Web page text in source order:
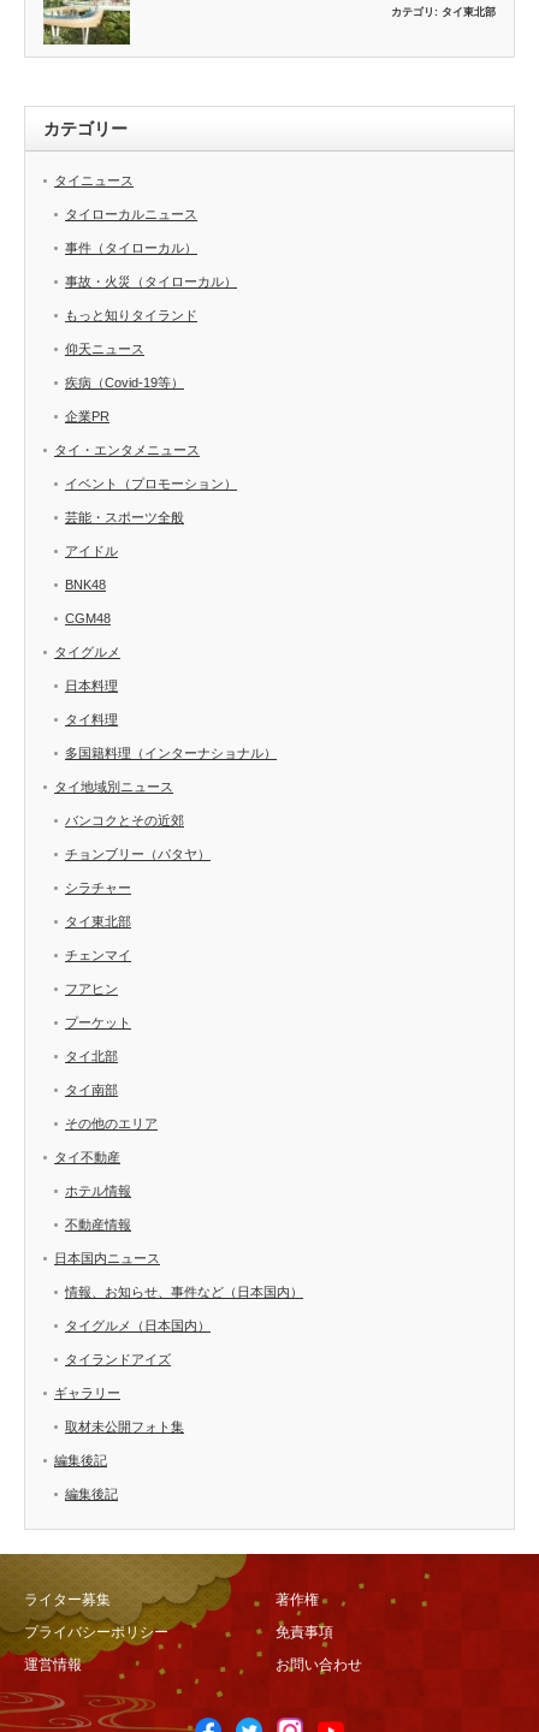
カテゴリ: タイ東北部
カテゴリー
タイニュース
タイローカルニュース
事件（タイローカル）
事故・火災（タイローカル）
もっと知りタイランド
仰天ニュース
疾病（Covid-19等）
企業PR
タイ・エンタメニュース
イベント（プロモーション）
芸能・スポーツ全般
アイドル
BNK48
CGM48
タイグルメ
日本料理
タイ料理
多国籍料理（インターナショナル）
タイ地域別ニュース
バンコクとその近郊
チョンブリー（パタヤ）
シラチャー
タイ東北部
チェンマイ
フアヒン
プーケット
タイ北部
タイ南部
その他のエリア
タイ不動産
ホテル情報
不動産情報
日本国内ニュース
情報、お知らせ、事件など（日本国内）
タイグルメ（日本国内）
タイランドアイズ
ギャラリー
取材未公開フォト集
編集後記
編集後記
ライター募集
著作権
プライバシーポリシー
免責事項
運営情報
お問い合わせ